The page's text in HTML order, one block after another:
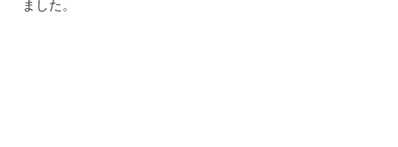
ました。